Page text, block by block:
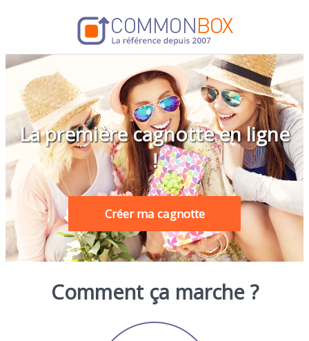
La première cagnotte en ligne
!
Créer ma cagnotte
Comment ça marche ?